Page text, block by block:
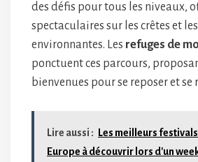
des défis pour tous les niveaux,
spectaculaires sur les crêtes et
environnantes. Les refuges de
ponctuent ces parcours,
bienvenues pour se reposer et se
Lire aussi :
Les meilleurs
Europe à découvrir lors d'un